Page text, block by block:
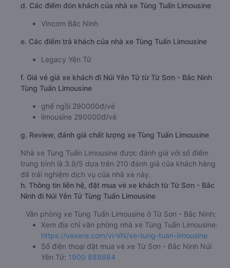
d. Các điểm đón khách của nhà xe Tùng Tuấn Limousine
Vincom Bắc Ninh
e. Các điểm trả khách của nhà xe Tùng Tuấn Limousine
Legacy Yên Tử
f. Giá vé giá xe khách đi Núi Yên Tử từ Từ Sơn - Bắc Ninh
Tùng Tuấn Limousine
ghế ngồi 290000đ/vé
limousine 290000đ/vé
g. Review, đánh giá chất lượng xe Tùng Tuấn Limousine
Nhà xe Tùng Tuấn Limousine được đánh giá với số điểm
trung bình là 3.9/5 dựa trên 210 đánh giá của khách hàng
đã trải nghiệm dịch vụ của nhà xe này.
h. Thông tin liên hệ, đặt mua vé xe khách từ Từ Sơn - Bắc
Ninh đi Núi Yên Tử Tùng Tuấn Limousine
Văn phòng xe Tùng Tuấn Limousine ở Từ Sơn - Bắc Ninh:
Xem địa chỉ văn phòng nhà xe Tùng Tuấn Limousine:
https://vexere.com/vi-VN/xe-tung-tuan-limousine
Số điện thoại đặt mua vé xe Từ Sơn - Bắc Ninh Núi
Yên Tử: 1900 888684